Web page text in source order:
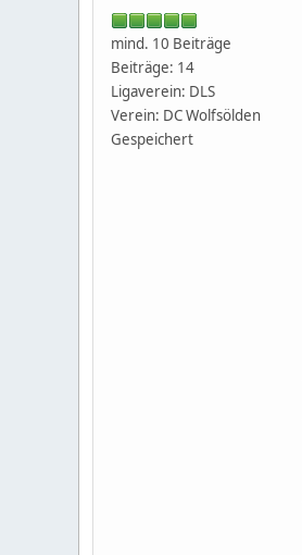
mind. 10 Beiträge
Beiträge: 14
Ligaverein: DLS
Verein: DC Wolfsölden
Gespeichert